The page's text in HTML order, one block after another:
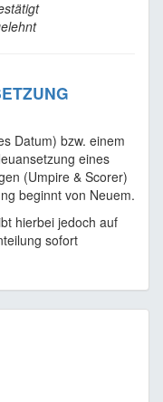
Datum) bzw. einem
eines
(Umpire & Scorer)
beginnt von Neuem.
hierbei jedoch auf
sofort